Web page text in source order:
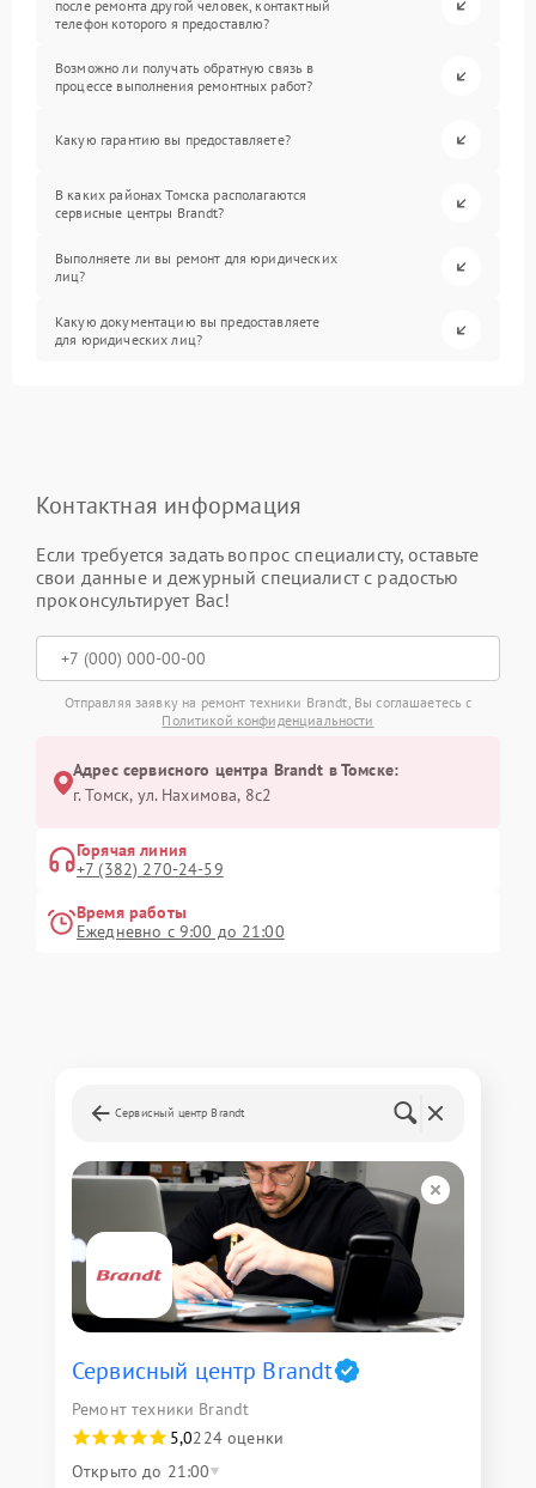
после ремонта другой человек, контактный
телефон которого я предоставлю?
Возможно ли получать обратную связь в
процессе выполнения ремонтных работ?
Какую гарантию вы предоставляете?
В каких районах Томска располагаются
сервисные центры Brandt?
Выполняете ли вы ремонт для юридических
лиц?
Какую документацию вы предоставляете
для юридических лиц?
Контактная информация
Если требуется задать вопрос специалисту, оставьте
свои данные и дежурный специалист с радостью
проконсультирует Вас!
Отправляя заявку на ремонт техники Brandt, Вы соглашаетесь с
Политикой конфиденциальности
Адрес сервисного центра Brandt в Томске:
г. Томск, ул. Нахимова, 8с2
Горячая линия
+7 (382) 270-24-59
Время работы
Ежедневно с 9:00 до 21:00
Сервисный центр Brandt
Сервисный центр Brandt
Ремонт техники Brandt
5,0224 оценки
Открыто до 21:00